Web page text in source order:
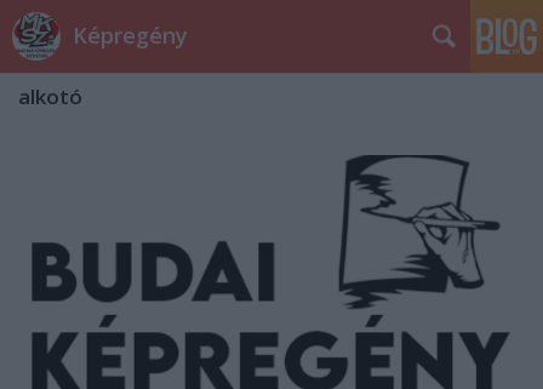
Képregény
alkotó